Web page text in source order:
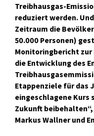
Treibhausgas-
reduziert werden.
Zeitraum die
50.000 Personen)
Monitoringbericht zur
die Entwicklung des
Etappenziele für das
eingeschlagene Kurs
Zukunft
Markus Wallner und